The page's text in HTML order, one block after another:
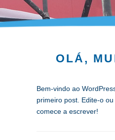
OLÁ,
Bem-vindo ao
primeiro post. Edite-o
comece a escrever!